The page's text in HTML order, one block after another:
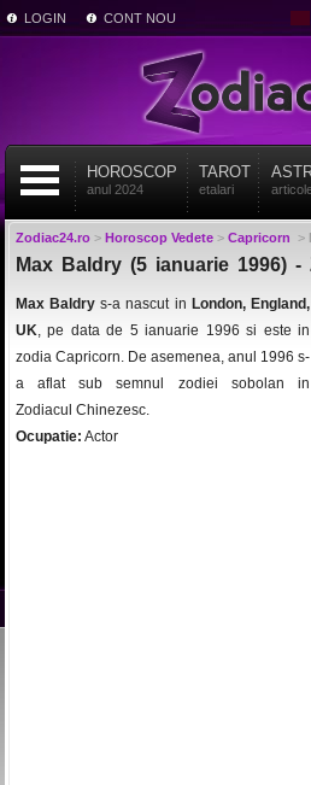
LOGIN CONT NOU
HOROSCOP
anul 2024
TAROT
etalari
Zodiac24.ro> Horoscop Vedete> Capricorn >
Max Baldry (5 ianuarie 1996) -
Max Baldry s-a nascut in London, England,
UK, pe data de 5 ianuarie 1996 si este in
zodia Capricorn. De asemenea, anul 1996 s-
a aflat sub semnul zodiei sobolan in
Zodiacul Chinezesc.
Ocupatie: Actor